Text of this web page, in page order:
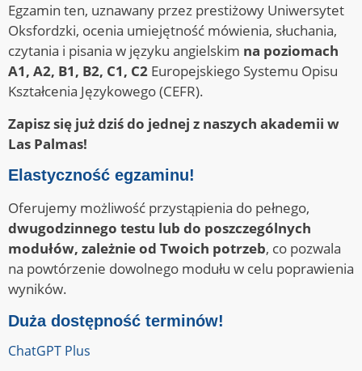
Egzamin ten, uznawany przez prestiżowy Uniwersytet
Oksfordzki, ocenia umiejętność mówienia, słuchania,
czytania i pisania w języku angielskim na poziomach
A1, A2, B1, B2, C1, C2 Europejskiego Systemu Opisu
Kształcenia Językowego (CEFR).
Zapisz się już dziś do jednej z naszych akademii w
Las Palmas!
Elastyczność egzaminu!
Oferujemy możliwość przystąpienia do pełnego,
dwugodzinnego testu lub do poszczególnych
modułów, zależnie od Twoich potrzeb, co pozwala
na powtórzenie dowolnego modułu w celu poprawienia
wyników.
Duża dostępność terminów!
ChatGPT Plus